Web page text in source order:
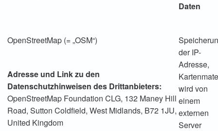
Daten
OpenStreetMap (= „OSM“)
Adresse und Link zu den
Datenschutzhinweisen des Drittanbieters:
OpenStreetMap Foundation CLG, 132 Maney Hill
Road, Sutton Coldfield, West Midlands, B72 1JU,
United Kingdom
der IP-
Adresse,
wird von
einem
externen
Server